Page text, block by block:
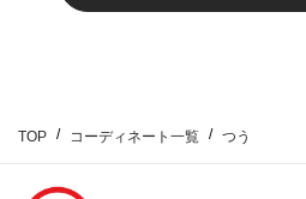
TOP コーディネート一覧 つう